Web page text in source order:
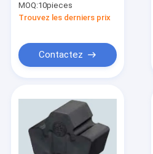
Produits
À propos de nous
centrale couplant la
bonne
MOQ:10pieces
Trouvez les derniers prix
Contactez